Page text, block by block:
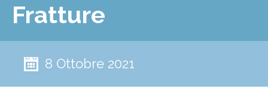
Fratture
8 Ottobre 2021